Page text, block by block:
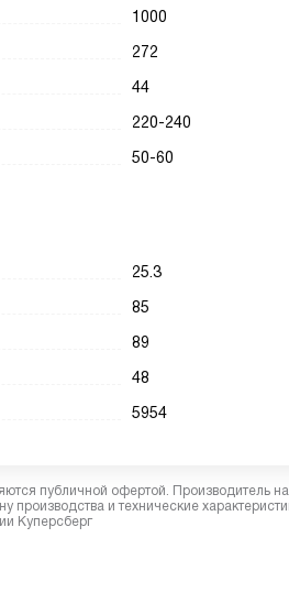
1000
272
44
220-240
50-60
25.3
85
89
48
5954
публичной офертой. Производитель
и технические
Куперсберг